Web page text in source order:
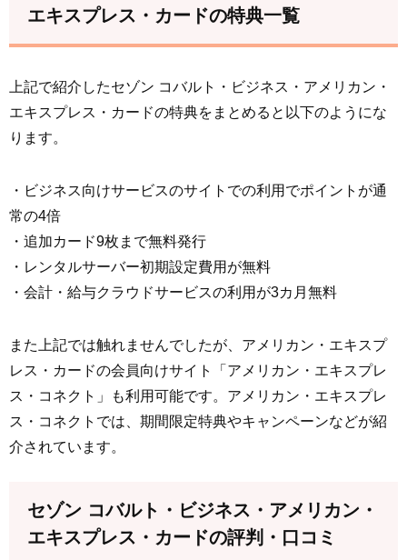
エキスプレス・カードの特典一覧
上記で紹介したセゾン コバルト・ビジネス・アメリカン・
エキスプレス・カードの特典をまとめると以下のようにな
ります。
・ビジネス向けサービスのサイトでの利用でポイントが通
常の4倍
・追加カード9枚まで無料発行
・レンタルサーバー初期設定費用が無料
・会計・給与クラウドサービスの利用が3カ月無料
また上記では触れませんでしたが、アメリカン・エキスプ
レス・カードの会員向けサイト「アメリカン・エキスプレ
ス・コネクト」も利用可能です。アメリカン・エキスプレ
ス・コネクトでは、期間限定特典やキャンペーンなどが紹
介されています。
セゾン コバルト・ビジネス・アメリカン・
エキスプレス・カードの評判・口コミ